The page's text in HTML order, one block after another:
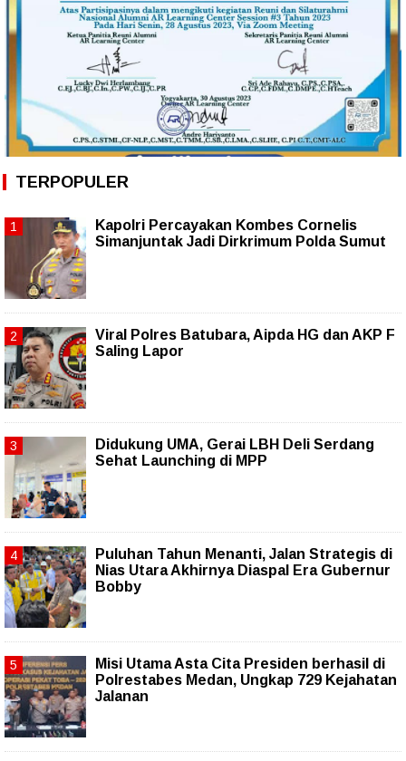
TERPOPULER
Kapolri Percayakan Kombes Cornelis
Simanjuntak Jadi Dirkrimum Polda Sumut
Viral Polres Batubara, Aipda HG dan AKP F
Saling Lapor
Didukung UMA, Gerai LBH Deli Serdang
Sehat Launching di MPP
Puluhan Tahun Menanti, Jalan Strategis di
Nias Utara Akhirnya Diaspal Era Gubernur
Bobby
Misi Utama Asta Cita Presiden berhasil di
Polrestabes Medan, Ungkap 729 Kejahatan
Jalanan